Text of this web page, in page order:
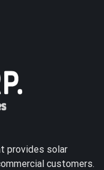
provides solar
customers.